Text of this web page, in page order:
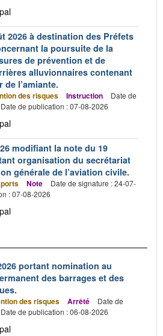
2026 à destination des Préfets
la poursuite de la
de prévention et de
alluvionnaires contenant
l’amiante.
des risques Instruction
Date de
Date de publication : 07-08-2026
modifiant la note du 19
organisation du secrétariat
générale de l’aviation civile.
Note
Date de signature : 24-07-
: 07-08-2026
portant nomination au
des barrages et des
des risques Arrêté
Date de
Date de publication : 06-08-2026